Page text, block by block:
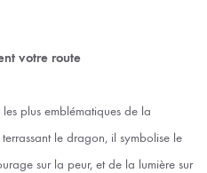
votre route
plus emblématiques de la
le dragon, il symbolise le
sur la peur, et de la lumière sur